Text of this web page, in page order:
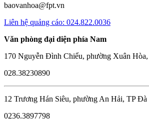
baovanhoa@fpt.vn
Liên hệ quảng cáo: 024.822.0036
Văn phòng đại diện phía Nam
170 Nguyễn Đình Chiểu, phường Xuân
028.38230890
12 Trương Hán Siêu, phường An Hải, TP Đà
0236.3897798